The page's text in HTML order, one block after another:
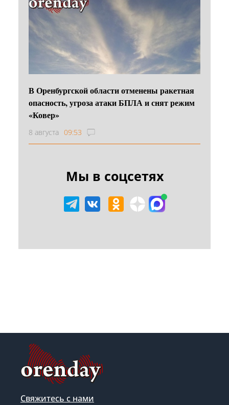
В Оренбургской области отменены ракетная
опасность, угроза атаки БПЛА и снят режим
«Ковер»
8 августа 09:53
Мы в соцсетях
Свяжитесь с нами